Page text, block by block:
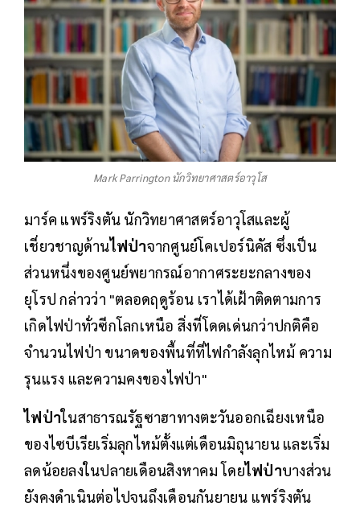
Mark Parrington นักวิทยาศาสตร์อาวุโส
มาร์ค แพร์ริงตัน นักวิทยาศาสตร์อาวุโสและผู้
เชี่ยวชาญด้านไฟป่าจากศูนย์โคเปอร์นิคัส ซึ่งเป็น
ส่วนหนึ่งของศูนย์พยากรณ์อากาศระยะกลางของ
ยุโรป กล่าวว่า "ตลอดฤดูร้อน เราได้เฝ้าติดตามการ
เกิดไฟป่าทั่วซีกโลกเหนือ สิ่งที่โดดเด่นกว่าปกติคือ
จำนวนไฟป่า ขนาดของพื้นที่ที่ไฟกำลังลุกไหม้ ความ
รุนแรง และความคงของไฟป่า"
ไฟป่าในสาธารณรัฐซาฮาทางตะวันออกเฉียงเหนือ
ของไซบีเรียเริ่มลุกไหม้ตั้งแต่เดือนมิถุนายน และเริ่ม
ลดน้อยลงในปลายเดือนสิงหาคม โดยไฟป่าบางส่วน
ยังคงดำเนินต่อไปจนถึงเดือนกันยายน แพร์ริงตัน